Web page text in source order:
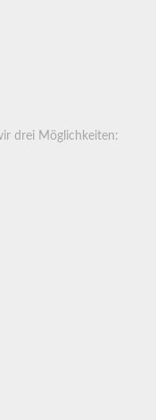
drei Möglichkeiten: